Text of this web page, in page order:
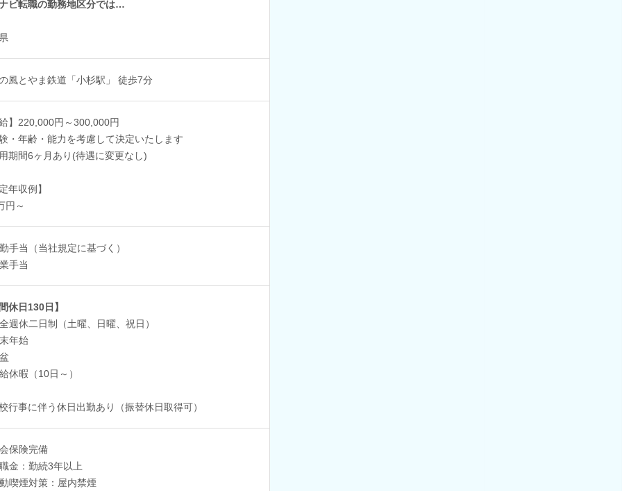
ビ転職の勤務地区分では…
風とやま鉄道「小杉駅」 徒歩7分
】220,000円～300,000円
・年齢・能力を考慮して決定いたします
期間6ヶ月あり(待遇に変更なし)
年収例】
円～
手当（当社規定に基づく）
手当
休日130日】
週休二日制（土曜、日曜、祝日）
年始
休暇（10日～）
行事に伴う休日出勤あり（振替休日取得可）
保険完備
金：勤続3年以上
喫煙対策：屋内禁煙